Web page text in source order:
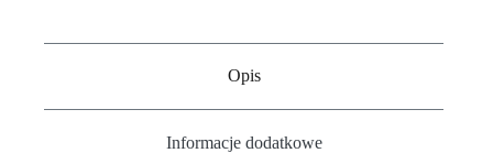
Opis
Informacje dodatkowe